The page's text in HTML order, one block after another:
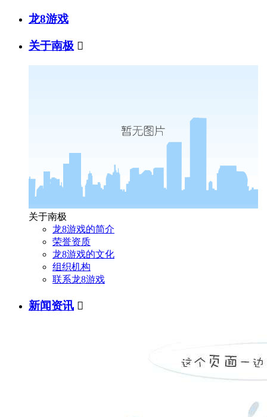
龙8游戏
关于南极 
关于南极
龙8游戏的简介
荣誉资质
龙8游戏的文化
组织机构
联系龙8游戏
新闻资讯 